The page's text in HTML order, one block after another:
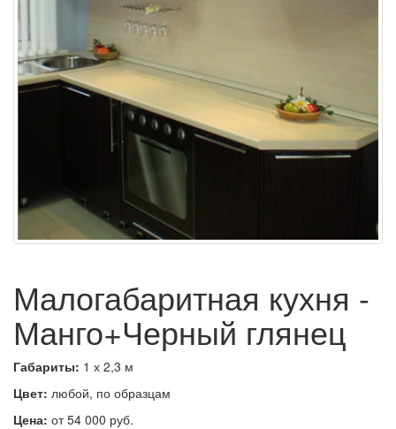
Малогабаритная кухня -
Манго+Черный глянец
Габариты: 1 х 2,3 м
Цвет: любой, по образцам
Цена: от 54 000 руб.